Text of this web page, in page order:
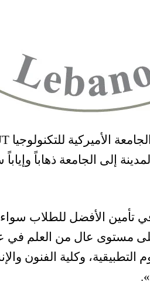
الأميركية للتكنولوجيا
إلى الجامعة ذهاباً
في تأمين الأفضل للطلاب سواء
مستوى عال من العلم في
التطبيقية، وكلية الفنون
.